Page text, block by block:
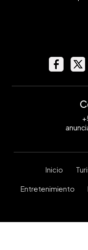
Inicio
Entretenimiento